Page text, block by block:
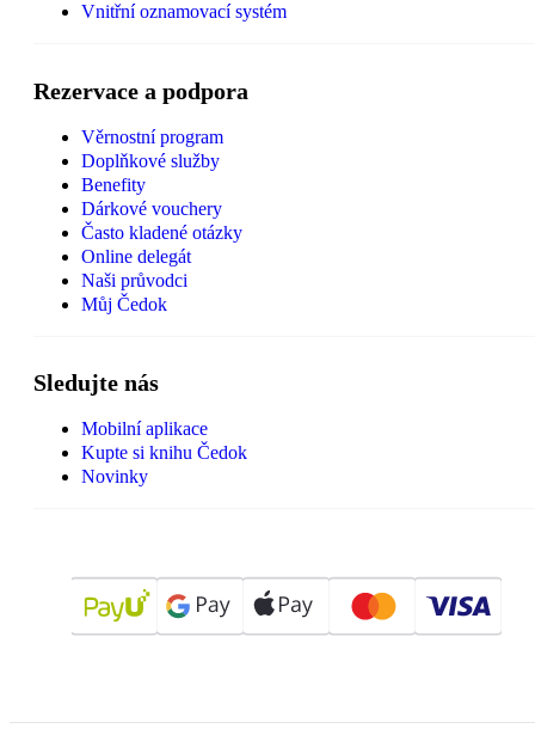
Vnitřní oznamovací systém
Rezervace a podpora
Věrnostní program
Doplňkové služby
Benefity
Dárkové vouchery
Často kladené otázky
Online delegát
Naši průvodci
Můj Čedok
Sledujte nás
Mobilní aplikace
Kupte si knihu Čedok
Novinky